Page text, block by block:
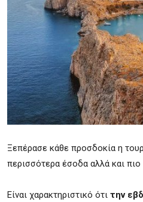
Ξεπέρασε κάθε προσδοκία η
περισσότερα έσοδα αλλά και πιο
Είναι χαρακτηριστικό ότι την